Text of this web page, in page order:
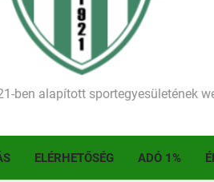
Kezdődik a
Történelmet írt az I. Érdi Football
ben alapított sportegyesületének
ELÉRHETŐSÉG ADÓ 1%